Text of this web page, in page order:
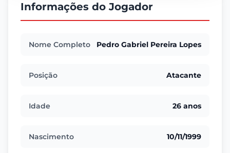
Informações do Jogador
Nome Completo Pedro Gabriel Pereira Lopes
Posição Atacante
Idade 26 anos
Nascimento 10/11/1999